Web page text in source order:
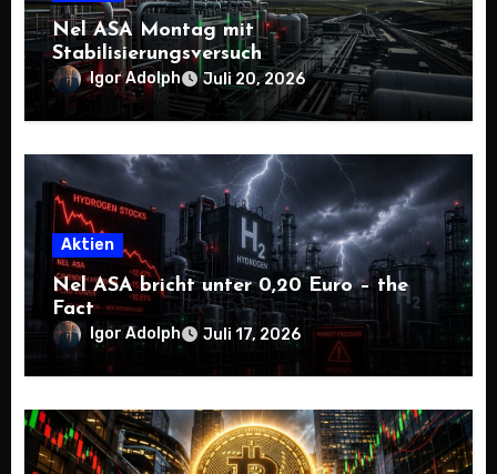
Nel ASA Montag mit
Stabilisierungsversuch
Igor Adolph Juli 20, 2026
Aktien
Nel ASA bricht unter 0,20 Euro – the
Fact
Igor Adolph Juli 17, 2026